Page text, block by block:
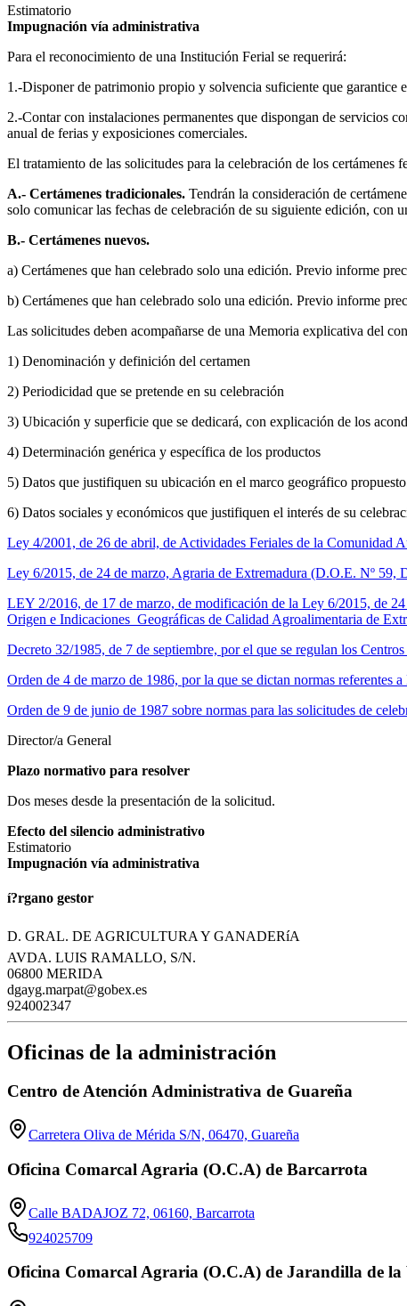
Estimatorio
Impugnación ví­a administrativa
Para el reconocimiento de una Institución Ferial se requerirá:
1.-Disponer de patrimonio propio y solvencia suficiente que garantice
2.-Contar con instalaciones permanentes que dispongan de servicios
anual de ferias y exposiciones comerciales.
El tratamiento de las solicitudes para la celebración de los
A.- Certámenes tradicionales. Tendrán la consideración de
solo comunicar las fechas de celebración de su siguiente edición, con
B.- Certámenes nuevos.
a) Certámenes que han celebrado solo una edición. Previo informe
b) Certámenes que han celebrado solo una edición. Previo informe
Las solicitudes deben acompañarse de una Memoria explicativa del
1) Denominación y definición del certamen
2) Periodicidad que se pretende en su celebración
3) Ubicación y superficie que se dedicará, con explicación de los
4) Determinación genérica y específica de los productos
5) Datos que justifiquen su ubicación en el marco geográfico
6) Datos sociales y económicos que justifiquen el interés de su
Ley 4/2001, de 26 de abril, de Actividades Feriales de la Comunidad
Ley 6/2015, de 24 de marzo, Agraria de Extremadura (D.O.E. Nº 59,
LEY 2/2016, de 17 de marzo, de modificación de la Ley 6/2015, de
Origen e Indicaciones Geográficas de Calidad Agroalimentaria de
Decreto 32/1985, de 7 de septiembre, por el que se regulan los
Orden de 4 de marzo de 1986, por la que se dictan normas referentes
Orden de 9 de junio de 1987 sobre normas para las solicitudes de
Director/a General
Plazo normativo para resolver
Dos meses desde la presentación de la solicitud.
Efecto del silencio administrativo
Estimatorio
Impugnación ví­a administrativa
í?rgano gestor
D. GRAL. DE AGRICULTURA Y GANADERíA
AVDA. LUIS RAMALLO, S/N.
06800 MERIDA
dgayg.marpat@gobex.es
924002347
Oficinas de la administración
Centro de Atención Administrativa de Guareña
Carretera Oliva de Mérida S/N, 06470, Guareña
Oficina Comarcal Agraria (O.C.A) de Barcarrota
Calle BADAJOZ 72, 06160, Barcarrota
924025709
Oficina Comarcal Agraria (O.C.A) de Jarandilla de la